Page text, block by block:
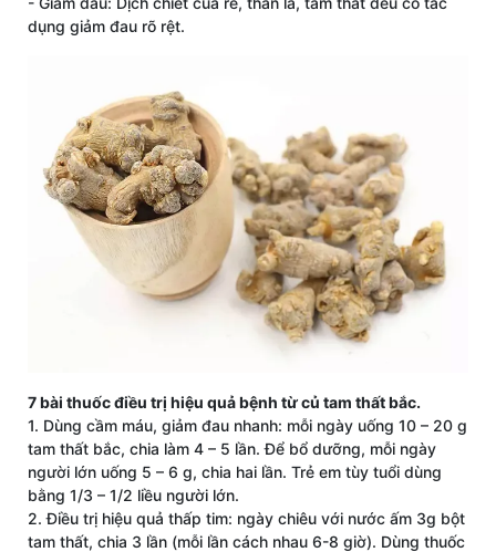
dụng giảm đau rõ rệt.
7 bài thuốc điều trị hiệu quả bệnh từ củ tam thất bắc.
1. Dùng cầm máu, giảm đau nhanh: mỗi ngày uống 10 – 20 g
tam thất bắc, chia làm 4 – 5 lần. Để bổ dưỡng, mỗi ngày
người lớn uống 5 – 6 g, chia hai lần. Trẻ em tùy tuổi dùng
bằng 1/3 – 1/2 liều người lớn.
2. Điều trị hiệu quả thấp tim: ngày chiêu với nước ấm 3g bột
tam thất, chia 3 lần (mỗi lần cách nhau 6-8 giờ). Dùng thuốc